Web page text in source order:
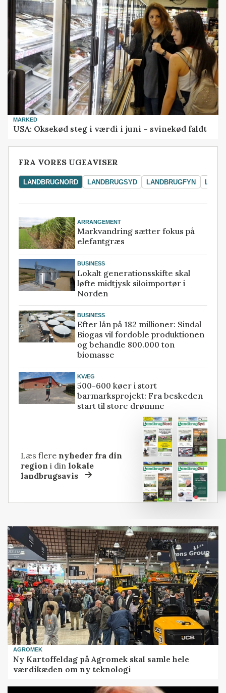
MARKED
USA: Oksekød steg i værdi i juni – svinekød faldt
FRA VORES UGEAVISER
LANDBRUGNORD LANDBRUGSYD LANDBRUGFYN
ARRANGEMENT
Markvandring sætter fokus på
elefantgræs
BUSINESS
Lokalt generationsskifte skal
løfte midtjysk siloimportør i
Norden
BUSINESS
Efter lån på 182 millioner: Sindal
Biogas vil fordoble produktionen
og behandle 800.000 ton
biomasse
KVÆG
500-600 køer i stort
barmarksprojekt: Fra beskeden
start til store drømme
Læs flere nyheder fra din
region i dinlokale
landbrugsavis
AGROMEK
Ny Kartoffeldag på Agromek skal samle hele
værdikæden om ny teknologi